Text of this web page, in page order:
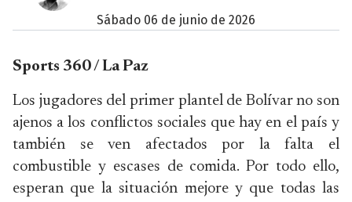
sábado 06 de junio de 2026
Sports 360 / La Paz
Los jugadores del primer plantel de Bolívar no son
ajenos a los conflictos sociales que hay en el país y
también se ven afectados por la falta el
combustible y escases de comida. Por todo ello,
esperan que la situación mejore y que todas las